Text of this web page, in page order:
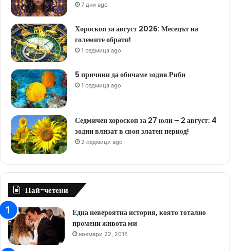
7 дни ago
Хороскоп за август 2026: Месецът на
големите обрати!
1 седмица ago
5 причини да обичаме зодия Риби
1 седмица ago
Седмичен хороскоп за 27 юли – 2 август: 4
зодии влизат в своя златен период!
2 седмици ago
Най-четени
Една невероятна история, която тотално
промени живота ми
ноември 22, 2016